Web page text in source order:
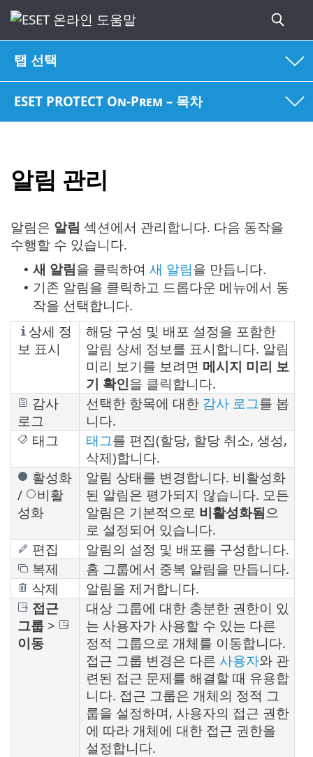
탭 선택
ESET PROTECT On-Prem – 목차
알림 관리
알림은 알림 섹션에서 관리합니다. 다음 동작을
수행할 수 있습니다.
• 새 알림을 클릭하여 새 알림을 만듭니다.
• 기존 알림을 클릭하고 드롭다운 메뉴에서 동
작을 선택합니다.
상세 정
보 표시
해당 구성 및 배포 설정을 포함한
알림 상세 정보를 표시합니다. 알림
미리 보기를 보려면 메시지 미리 보
기 확인을 클릭합니다.
감사
로그
선택한 항목에 대한 감사 로그를 봅
니다.
태그
태그를 편집(할당, 할당 취소, 생성,
삭제)합니다.
활성화
/
비활
성화
알림 상태를 변경합니다. 비활성화
된 알림은 평가되지 않습니다. 모든
알림은 기본적으로 비활성화됨 으
로 설정되어 있습니다.
편집
알림의 설정 및 배포를 구성합니다.
복제
홈 그룹에서 중복 알림을 만듭니다.
삭제
알림을 제거합니다.
접근
그룹 >
이동
대상 그룹에 대한 충분한 권한이 있
는 사용자가 사용할 수 있는 다른
정적 그룹으로 개체를 이동합니다.
접근 그룹 변경은 다른 사용자와 관
련된 접근 문제를 해결할 때 유용합
니다. 접근 그룹은 개체의 정적 그
룹을 설정하며, 사용자의 접근 권한
에 따라 개체에 대한 접근 권한을
설정합니다.